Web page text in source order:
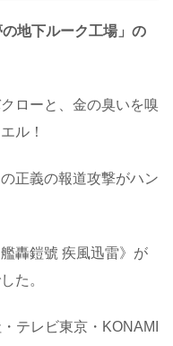
地下ルーク工場」の
ローと、金の臭いを嗅
ル！
正義の報道攻撃がハン
轟鎧號 疾風迅雷》が
た。
テレビ東京・KONAMI